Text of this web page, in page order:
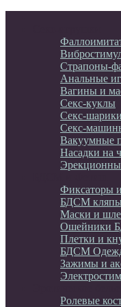
Страпоны-
Анальные
Вагины и
Секс-куклы
Секс-шарики
Секс-
Вакуумные
Насадки на
Фиксаторы
БДСМ
Маски и
Ошейники
Плетки и
БДСМ
Зажимы и
Ролевые